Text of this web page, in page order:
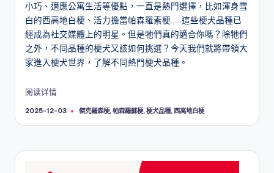
小巧、適應公寓生活等優點，一直是熱門選擇，比如渾身雪
白的西高地白梗、活力擔當帕森羅素梗……這些梗犬品種已
經成為社交媒體上的明星。但是牠們真的適合你嗎？除牠們
之外，不同品種的梗犬又該如何挑選？今天我們就將帶領大
家進入梗犬世界，了解不同熱門梗犬品種。
阅读详情
2025-12-03
Tags: 傑克羅森梗,帕森羅蘇梗,梗犬品種,西高地白梗